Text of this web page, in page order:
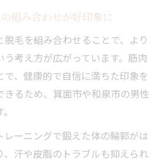
組み合わせが好印象に
毛を組み合わせることで、より
考え方が広がっています。筋肉
で、健康的で自信に満ちた印象を
るため、箕面市や和泉市の男性
レーニングで鍛えた体の輪郭がは
、汗や皮脂のトラブルも抑えられ